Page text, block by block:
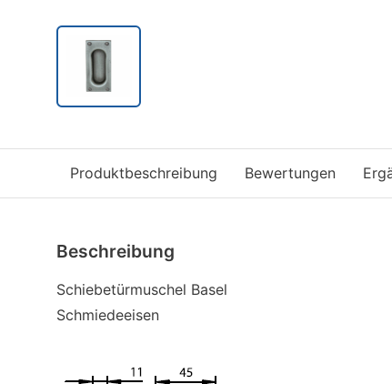
Produktbeschreibung Bewertungen
Beschreibung
Schiebetürmuschel Basel
Schmiedeeisen